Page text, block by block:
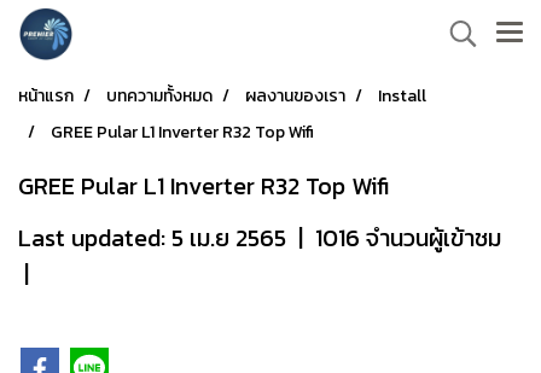
หน้าแรก บทความทั้งหมด ผลงานของเรา
Install
GREE Pular L1 Inverter R32 Top Wifi
GREE Pular L1 Inverter R32 Top Wifi
Last updated: 5 เม.ย 2565 | 1016 จำนวนผู้เข้าชม
|